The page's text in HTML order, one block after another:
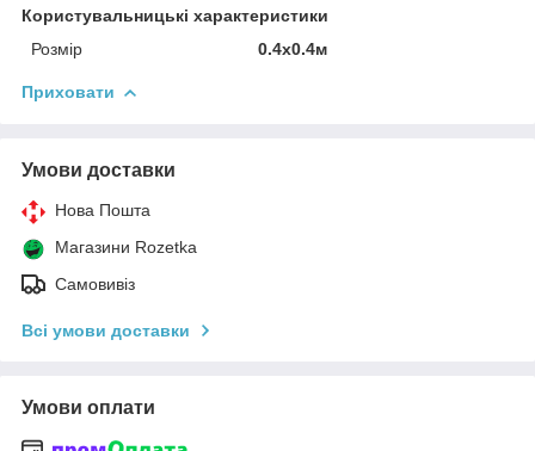
Користувальницькі характеристики
Розмір
0.4x0.4м
Приховати
Умови доставки
Нова Пошта
Магазини Rozetka
Самовивіз
Всі умови доставки
Умови оплати